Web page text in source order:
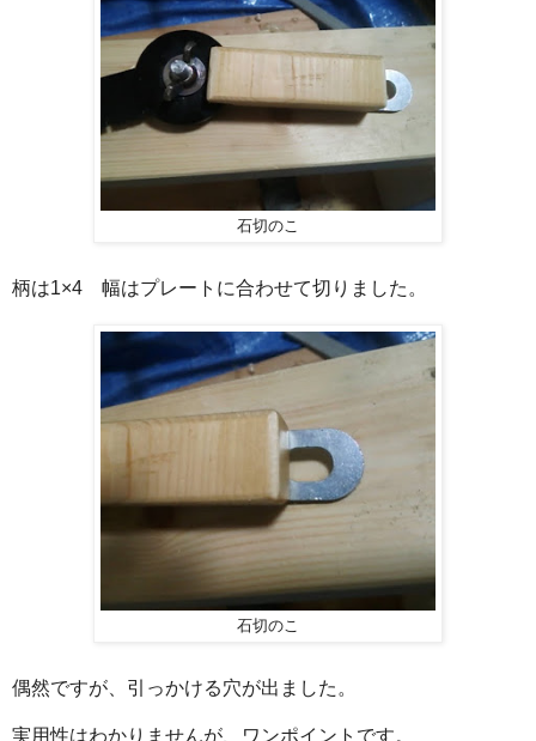
石切のこ
柄は1×4 幅はプレートに合わせて切りました。
石切のこ
偶然ですが、引っかける穴が出ました。
実用性はわかりませんが、ワンポイントです。